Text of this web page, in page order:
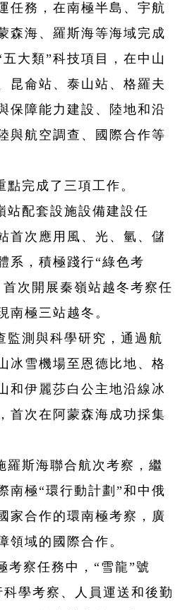
任務，在南極半島、宇航
森海、羅斯海等海域完成
大類”科技項目，在中山
昆侖站、泰山站、格羅夫
保障能力建設、陸地和沿
與航空調查、國際合作等
完成了三項工作。
站配套設施設備建設任
首次應用風、光、氫、儲
系，積極踐行“綠色考
次開展秦嶺站越冬考察任
南極三站越冬。
監測與科學研究，通過航
冰雪機場至恩德比地、格
和伊麗莎白公主地沿線冰
首次在阿蒙森海成功採集
羅斯海聯合航次考察，繼
南極“環行動計劃”和中俄
家合作的環南極考察，廣
領域的國際合作。
考察任務中，“雪龍”號
學考察、人員運送和後勤